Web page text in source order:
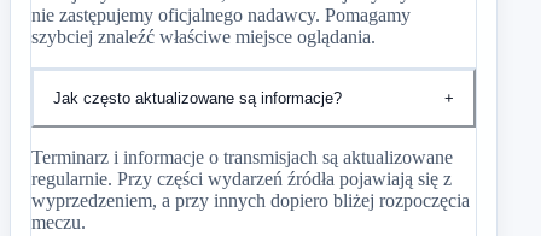
nie zastępujemy oficjalnego nadawcy. Pomagamy
szybciej znaleźć właściwe miejsce oglądania.
Jak często aktualizowane są informacje? +
Terminarz i informacje o transmisjach są aktualizowane
regularnie. Przy części wydarzeń źródła pojawiają się z
wyprzedzeniem, a przy innych dopiero bliżej rozpoczęcia
meczu.